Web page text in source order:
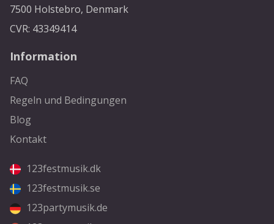
7500 Holstebro, Denmark
CVR: 43349414
Information
FAQ
Regeln und Bedingungen
Blog
Kontakt
123festmusik.dk
123festmusik.se
123partymusik.de